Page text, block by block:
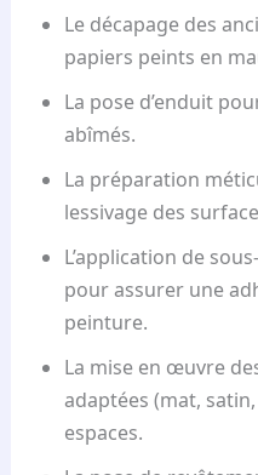
Le décapage des
papiers peints en
La pose d’enduit
abîmés.
La préparation
lessivage des
L’application de
pour assurer une
peinture.
La mise en œuvre
adaptées (mat,
espaces.